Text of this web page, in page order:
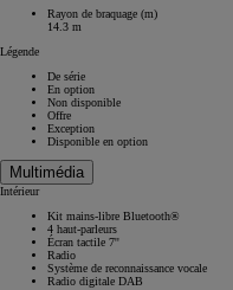
Rayon de braquage (m)
14.3 m
Légende
De série
En option
Non disponible
Offre
Exception
Disponible en option
Multimédia
Intérieur
Kit mains-libre Bluetooth®
4 haut-parleurs
Écran tactile 7''
Radio
Système de reconnaissance vocale
Radio digitale DAB